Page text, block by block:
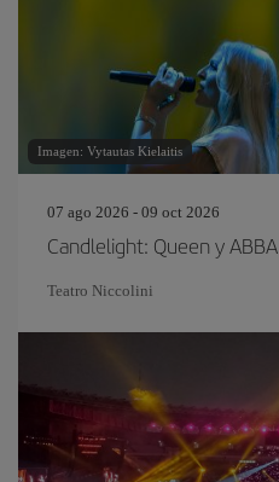
Imagen: Vytautas Kielaitis
07 ago 2026 - 09 oct 2026
Candlelight: Queen y ABBA
Teatro Niccolini